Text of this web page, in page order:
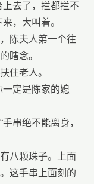
上去了，拦都拦不
，大叫着。
陈夫人第一个往
瞎念。
住老人。
一定是陈家的媳
串绝不能离身，
八颗珠子。上面
这手串上面刻的